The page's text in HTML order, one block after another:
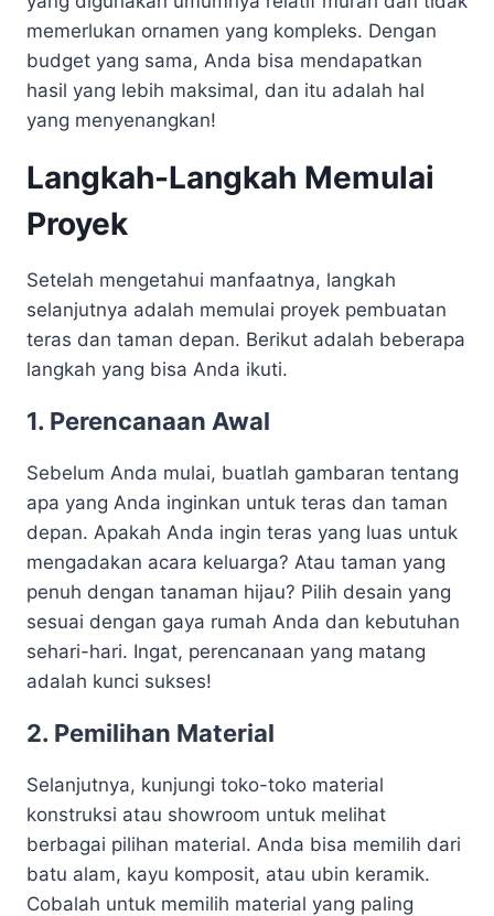
memerlukan ornamen yang kompleks. Dengan
budget yang sama, Anda bisa mendapatkan
hasil yang lebih maksimal, dan itu adalah hal
yang menyenangkan!
Langkah-Langkah Memulai
Proyek
Setelah mengetahui manfaatnya, langkah
selanjutnya adalah memulai proyek pembuatan
teras dan taman depan. Berikut adalah beberapa
langkah yang bisa Anda ikuti.
1. Perencanaan Awal
Sebelum Anda mulai, buatlah gambaran tentang
apa yang Anda inginkan untuk teras dan taman
depan. Apakah Anda ingin teras yang luas untuk
mengadakan acara keluarga? Atau taman yang
penuh dengan tanaman hijau? Pilih desain yang
sesuai dengan gaya rumah Anda dan kebutuhan
sehari-hari. Ingat, perencanaan yang matang
adalah kunci sukses!
2. Pemilihan Material
Selanjutnya, kunjungi toko-toko material
konstruksi atau showroom untuk melihat
berbagai pilihan material. Anda bisa memilih dari
batu alam, kayu komposit, atau ubin keramik.
Cobalah untuk memilih material yang paling